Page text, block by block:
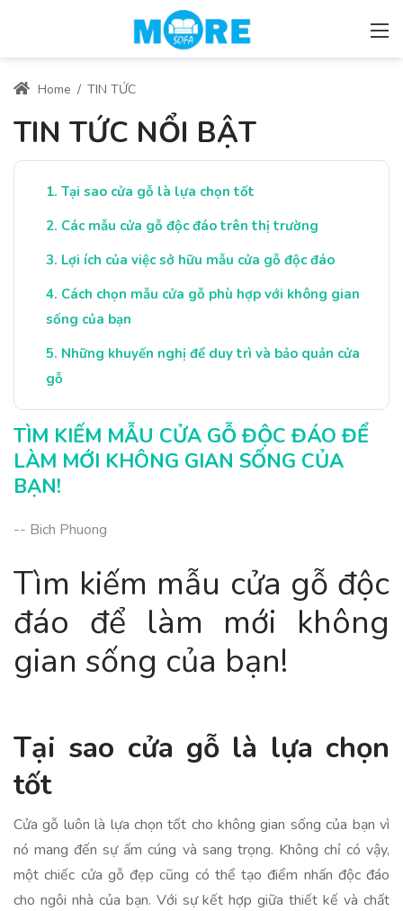
Home / TIN TỨC
TIN TỨC NỔI BẬT
Tại sao cửa gỗ là lựa chọn tốt
Các mẫu cửa gỗ độc đáo trên thị trường
Lợi ích của việc sở hữu mẫu cửa gỗ độc đáo
Cách chọn mẫu cửa gỗ phù hợp với không gian
sống của bạn
Những khuyến nghị để duy trì và bảo quản cửa
gỗ
TÌM KIẾM MẪU CỬA GỖ ĐỘC ĐÁO ĐỂ
LÀM MỚI KHÔNG GIAN SỐNG CỦA
BẠN!
-- Bich Phuong
Tìm kiếm mẫu cửa gỗ độc
đáo để làm mới không
gian sống của bạn!
Tại sao cửa gỗ là lựa chọn
tốt
Cửa gỗ luôn là lựa chọn tốt cho không gian sống của bạn vì
nó mang đến sự ấm cúng và sang trọng. Không chỉ có vậy,
một chiếc cửa gỗ đẹp cũng có thể tạo điểm nhấn độc đáo
cho ngôi nhà của bạn. Với sự kết hợp giữa thiết kế và chất